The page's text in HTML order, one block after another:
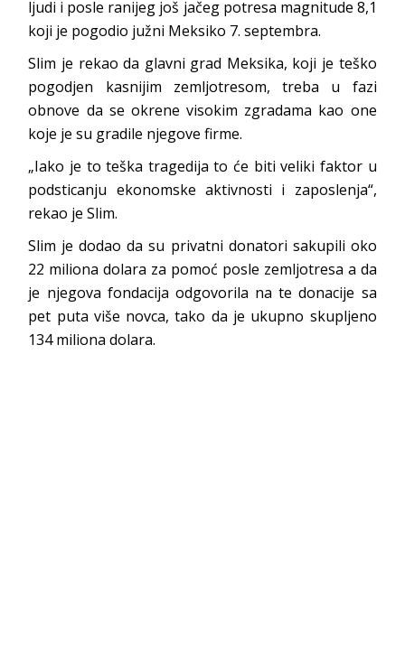
ljudi i posle ranijeg još jačeg potresa magnitude 8,1
koji je pogodio južni Meksiko 7. septembra.
Slim je rekao da glavni grad Meksika, koji je teško
pogodjen kasnijim zemljotresom, treba u fazi
obnove da se okrene visokim zgradama kao one
koje je su gradile njegove firme.
„Iako je to teška tragedija to će biti veliki faktor u
podsticanju ekonomske aktivnosti i zaposlenja“,
rekao je Slim.
Slim je dodao da su privatni donatori sakupili oko
22 miliona dolara za pomoć posle zemljotresa a da
je njegova fondacija odgovorila na te donacije sa
pet puta više novca, tako da je ukupno skupljeno
134 miliona dolara.